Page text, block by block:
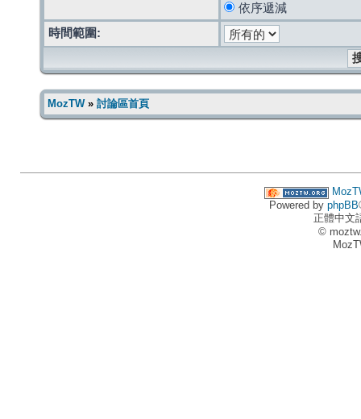
依序遞減
時間範圍:
MozTW» 討論區首頁
Powered by phpBB
正體中文
©